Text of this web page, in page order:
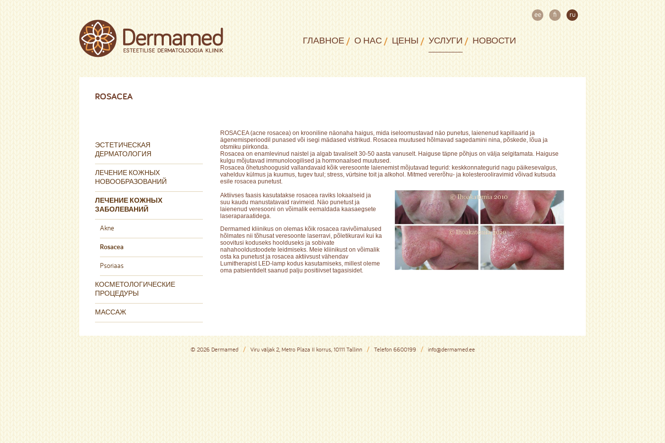
ГЛАВНОЕ О НАС ЦЕНЫ УСЛУГИ НОВОСТИ
ee fi ru
ROSACEA
ЭСТЕТИЧЕСКАЯ
ДЕРМАТОЛОГИЯ
ЛЕЧЕНИЕ КОЖНЫХ
НОВООБРАЗОВАНИЙ
ЛЕЧЕНИЕ КОЖНЫХ
ЗАБОЛЕВАНИЙ
Akne
Rosacea
Psoriaas
КОСМЕТОЛОГИЧЕСКИЕ
ПРОЦЕДУРЫ
МАССАЖ
ROSACEA (acne rosacea) on krooniline näonaha haigus, mida iseloomustavad näo punetus, laienenud kapillaarid ja
ägenemisperioodil punased või isegi mädased vistrikud. Rosacea muutused hõlmavad sagedamini nina, põskede, lõua ja
otsmiku piirkonda.
Rosacea on enamlevinud naistel ja algab tavaliselt 30-50 aasta vanuselt. Haiguse täpne põhjus on välja selgitamata. Haiguse
kulgu mõjutavad immunoloogilised ja hormonaalsed muutused.
Rosacea õhetushoogusid vallandavaid kõik veresoonte laienemist mõjutavad tegurid: keskkonnategurid nagu päikesevalgus,
vahelduv külmus ja kuumus, tugev tuul; stress, vürtsine toit ja alkohol. Mitmed vererõhu- ja kolesterooliravimid võivad kutsuda
esile rosacea punetust.
Aktiivses faasis kasutatakse rosacea raviks lokaalseid ja
suu kaudu manustatavaid ravimeid. Näo punetust ja
laienenud veresooni on võimalik eemaldada kaasaegsete
laseraparaatidega.
Dermamed kliinikus on olemas kõik rosacea ravivõimalused
hõlmates nii tõhusat veresoonte laserravi, põletikuravi kui ka
soovitusi koduseks hoolduseks ja sobivate
nahahooldustoodete leidmiseks. Meie kliinikust on võimalik
osta ka punetust ja rosacea aktiivsust vähendav
Lumitherapist LED-lamp kodus kasutamiseks, millest oleme
oma patsientidelt saanud palju positiivset tagasisidet.
© 2026 Dermamed Viru väljak 2, Metro Plaza II korrus, 10111 Tallinn Telefon 6600199 info@dermamed.ee